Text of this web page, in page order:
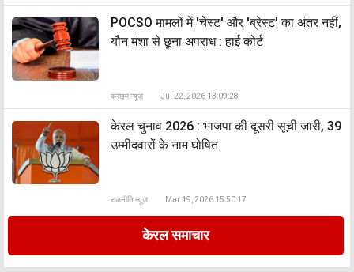
POCSO मामलों में 'चेस्ट' और 'ब्रेस्ट' का अंतर नहीं,
यौन मंशा से छूना अपराध : हाई कोर्ट
क्राइम न्यूज़ Jul 22, 2026 13:09:28
केरल चुनाव 2026 : भाजपा की दूसरी सूची जारी, 39
उम्मीदवारों के नाम घोषित
राजनीति न्यूज़ Mar 19, 2026 15:50:17
केरल समाचार